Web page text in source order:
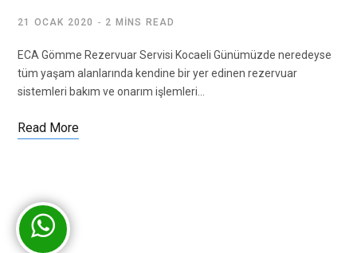
21 OCAK 2020 2 MINS READ
ECA Gömme Rezervuar Servisi Kocaeli Günümüzde neredeyse
tüm yaşam alanlarında kendine bir yer edinen rezervuar
sistemleri bakım ve onarım işlemleri…
Read More